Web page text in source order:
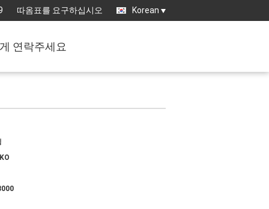
따옴표를 요구하십시오 Korean
연락주세요